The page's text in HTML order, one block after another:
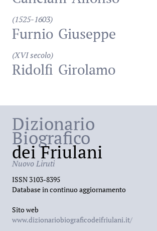
(1525-1603)
Furnio Giuseppe
(XVI secolo)
Ridolfi Girolamo
Dizionario
Biografico
dei Friulani
Nuovo Liruti
ISSN 3103-8395
Database in continuo aggiornamento
Sito web
www.dizionariobiograficodeifriulani.it/